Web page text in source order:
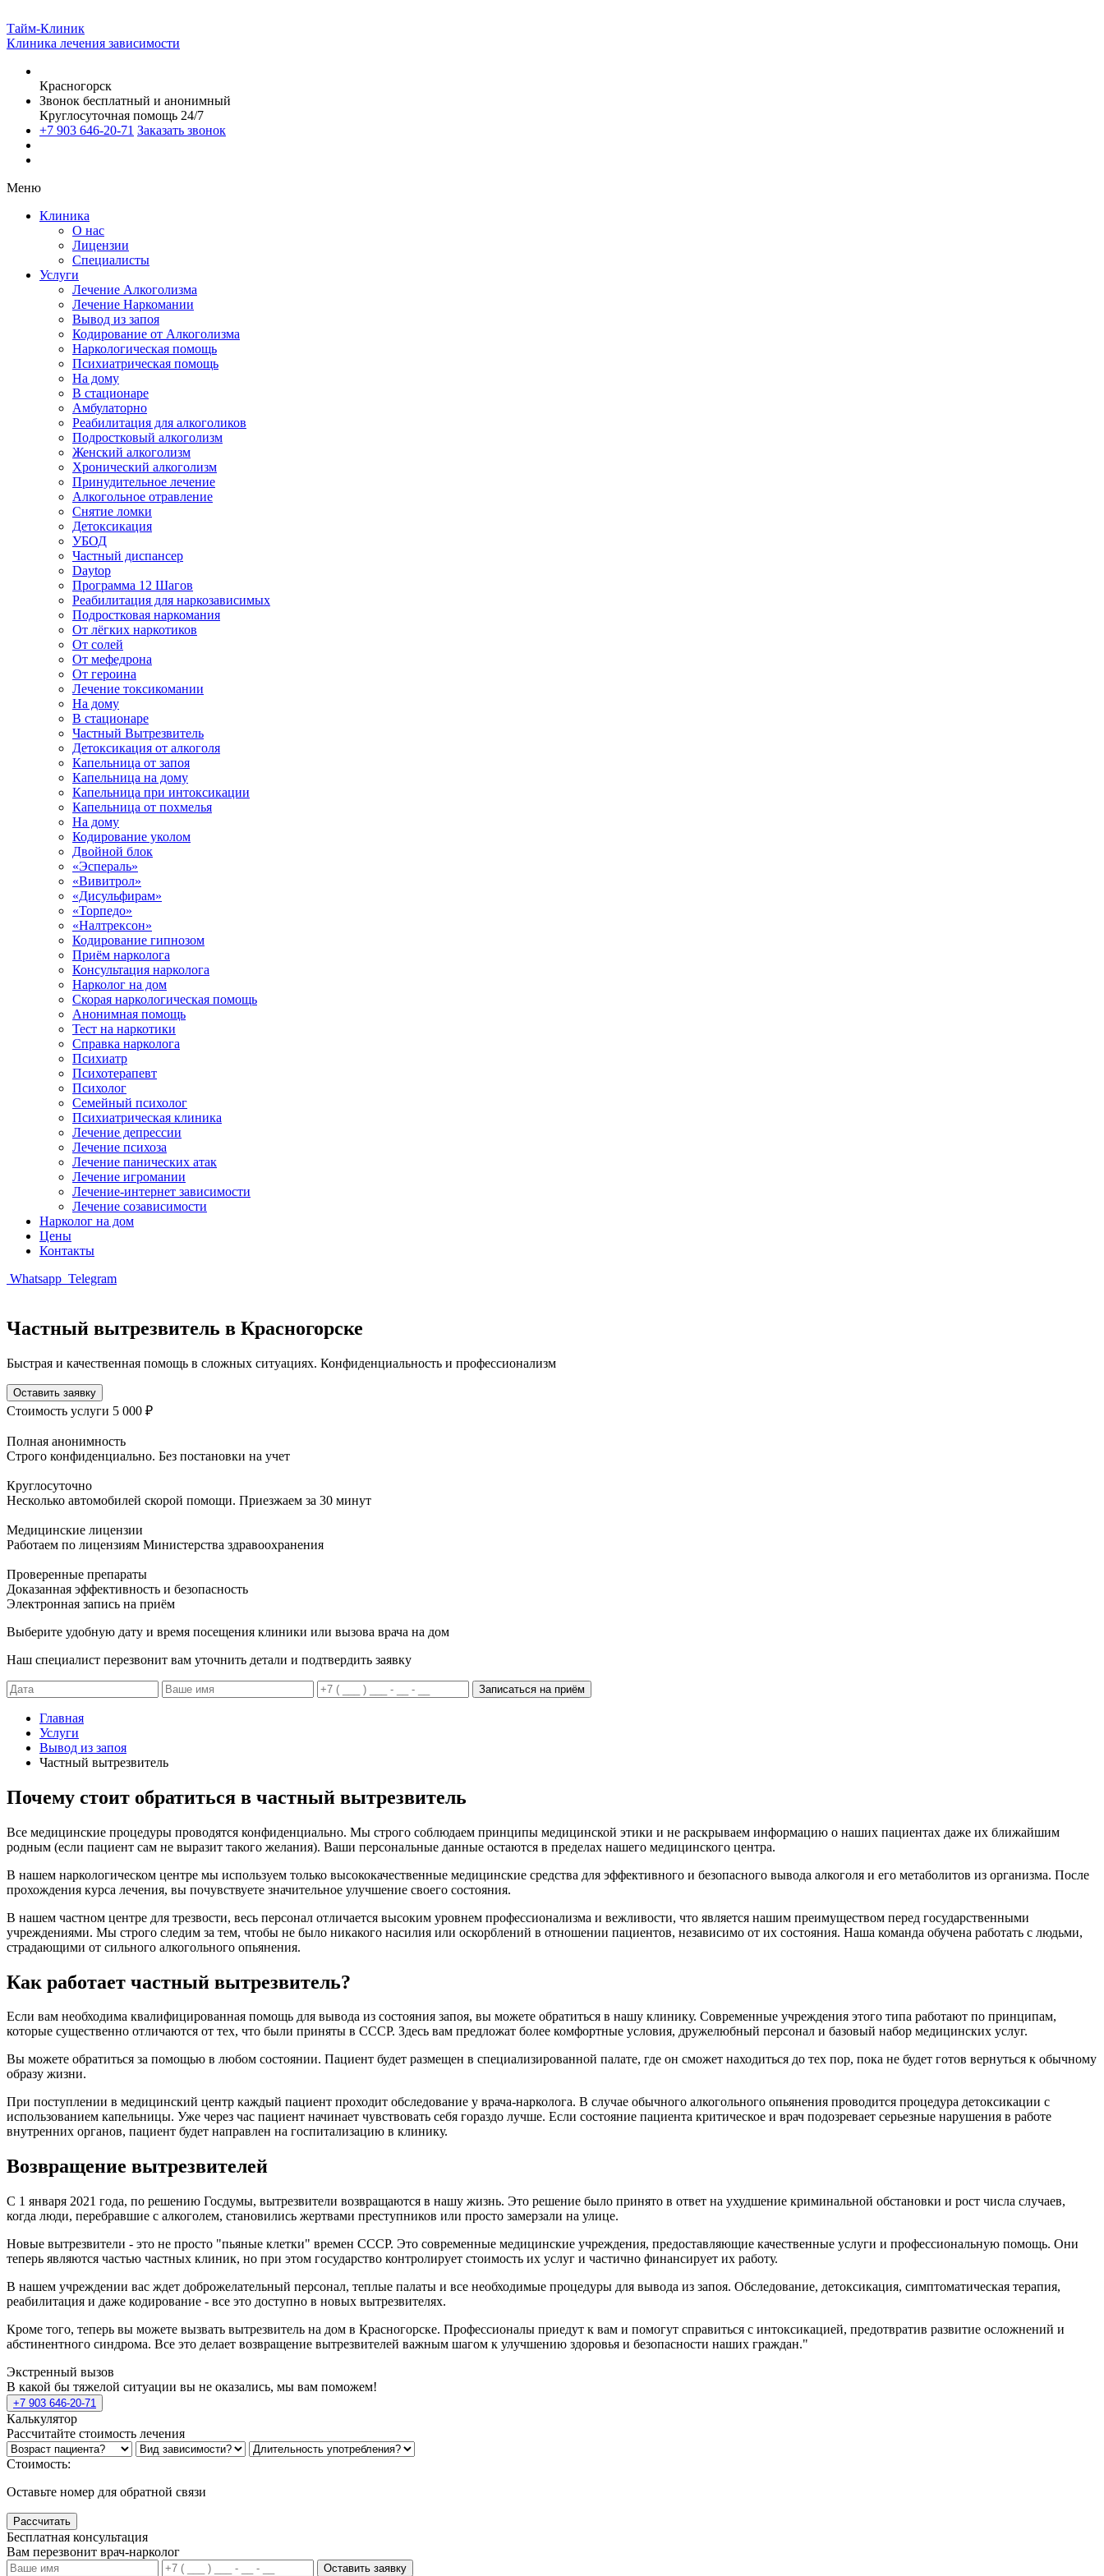
Тайм-Клиник
Клиника лечения зависимости
Красногорск
Звонок бесплатный и анонимный
Круглосуточная помощь 24/7
+7 903 646-20-71 Заказать звонок
Меню
Клиника
О нас
Лицензии
Специалисты
Услуги
Лечение Алкоголизма
Лечение Наркомании
Вывод из запоя
Кодирование от Алкоголизма
Наркологическая помощь
Психиатрическая помощь
На дому
В стационаре
Амбулаторно
Реабилитация для алкоголиков
Подростковый алкоголизм
Женский алкоголизм
Хронический алкоголизм
Принудительное лечение
Алкогольное отравление
Снятие ломки
Детоксикация
УБОД
Частный диспансер
Daytop
Программа 12 Шагов
Реабилитация для наркозависимых
Подростковая наркомания
От лёгких наркотиков
От солей
От мефедрона
От героина
Лечение токсикомании
На дому
В стационаре
Частный Вытрезвитель
Детоксикация от алкоголя
Капельница от запоя
Капельница на дому
Капельница при интоксикации
Капельница от похмелья
На дому
Кодирование уколом
Двойной блок
«Эспераль»
«Вивитрол»
«Дисульфирам»
«Торпедо»
«Налтрексон»
Кодирование гипнозом
Приём нарколога
Консультация нарколога
Нарколог на дом
Скорая наркологическая помощь
Анонимная помощь
Тест на наркотики
Справка нарколога
Психиатр
Психотерапевт
Психолог
Семейный психолог
Психиатрическая клиника
Лечение депрессии
Лечение психоза
Лечение панических атак
Лечение игромании
Лечение-интернет зависимости
Лечение созависимости
Нарколог на дом
Цены
Контакты
Whatsapp Telegram
Частный вытрезвитель в Красногорске
Быстрая и качественная помощь в сложных ситуациях. Конфиденциальность и профессионализм
Оставить заявку
Стоимость услуги 5 000 ₽
Полная анонимность
Строго конфиденциально. Без постановки на учет
Круглосуточно
Несколько автомобилей скорой помощи. Приезжаем за 30 минут
Медицинские лицензии
Работаем по лицензиям Министерства здравоохранения
Проверенные препараты
Доказанная эффективность и безопасность
Электронная запись на приём
Выберите удобную дату и время посещения клиники или вызова врача на дом
Наш специалист перезвонит вам уточнить детали и подтвердить заявку
Записаться на приём
Главная
Услуги
Вывод из запоя
Частный вытрезвитель
Почему стоит обратиться в частный вытрезвитель
Все медицинские процедуры проводятся конфиденциально. Мы строго соблюдаем принципы медицинской этики и не раскрываем информацию о наших пациентах даже их ближайшим
родным (если пациент сам не выразит такого желания). Ваши персональные данные остаются в пределах нашего медицинского центра.
В нашем наркологическом центре мы используем только высококачественные медицинские средства для эффективного и безопасного вывода алкоголя и его метаболитов из организма. После
прохождения курса лечения, вы почувствуете значительное улучшение своего состояния.
В нашем частном центре для трезвости, весь персонал отличается высоким уровнем профессионализма и вежливости, что является нашим преимуществом перед государственными
учреждениями. Мы строго следим за тем, чтобы не было никакого насилия или оскорблений в отношении пациентов, независимо от их состояния. Наша команда обучена работать с людьми,
страдающими от сильного алкогольного опьянения.
Как работает частный вытрезвитель?
Если вам необходима квалифицированная помощь для вывода из состояния запоя, вы можете обратиться в нашу клинику. Современные учреждения этого типа работают по принципам,
которые существенно отличаются от тех, что были приняты в СССР. Здесь вам предложат более комфортные условия, дружелюбный персонал и базовый набор медицинских услуг.
Вы можете обратиться за помощью в любом состоянии. Пациент будет размещен в специализированной палате, где он сможет находиться до тех пор, пока не будет готов вернуться к обычному
образу жизни.
При поступлении в медицинский центр каждый пациент проходит обследование у врача-нарколога. В случае обычного алкогольного опьянения проводится процедура детоксикации с
использованием капельницы. Уже через час пациент начинает чувствовать себя гораздо лучше. Если состояние пациента критическое и врач подозревает серьезные нарушения в работе
внутренних органов, пациент будет направлен на госпитализацию в клинику.
Возвращение вытрезвителей
С 1 января 2021 года, по решению Госдумы, вытрезвители возвращаются в нашу жизнь. Это решение было принято в ответ на ухудшение криминальной обстановки и рост числа случаев,
когда люди, перебравшие с алкоголем, становились жертвами преступников или просто замерзали на улице.
Новые вытрезвители - это не просто "пьяные клетки" времен СССР. Это современные медицинские учреждения, предоставляющие качественные услуги и профессиональную помощь. Они
теперь являются частью частных клиник, но при этом государство контролирует стоимость их услуг и частично финансирует их работу.
В нашем учреждении вас ждет доброжелательный персонал, теплые палаты и все необходимые процедуры для вывода из запоя. Обследование, детоксикация, симптоматическая терапия,
реабилитация и даже кодирование - все это доступно в новых вытрезвителях.
Кроме того, теперь вы можете вызвать вытрезвитель на дом в Красногорске. Профессионалы приедут к вам и помогут справиться с интоксикацией, предотвратив развитие осложнений и
абстинентного синдрома. Все это делает возвращение вытрезвителей важным шагом к улучшению здоровья и безопасности наших граждан."
Экстренный вызов
В какой бы тяжелой ситуации вы не оказались, мы вам поможем!
+7 903 646-20-71
Калькулятор
Рассчитайте стоимость лечения
Стоимость:
Оставьте номер для обратной связи
Рассчитать
Бесплатная консультация
Вам перезвонит врач-нарколог
Оставить заявку